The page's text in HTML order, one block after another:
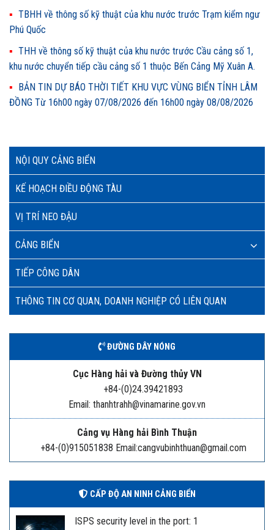
NỘI QUY CẢNG BIỂN
KẾ HOẠCH ĐIỀU ĐỘNG TÀU
VỊ TRÍ NEO ĐẬU
CẢNG BIỂN
TIẾP CÔNG DÂN
THÔNG TIN CƠ QUAN, DOANH NGHIỆP CÓ LIÊN QUAN
ĐƯỜNG DÂY NÓNG
Cục Hàng hải và Đường thủy VN
+84-(0)24.39421893
Email: thanhtrahh@vinamarine.gov.vn
Cảng vụ Hàng hải Bình Thuận
+84-(0)915051838 Email:cangvubinhthuan@gmail.com
CẤP ĐỘ AN NINH CẢNG BIỂN
ISPS security level in the port: 1
TBHH về thông số kỹ thuật của khu nước trước Trạm kiểm ngư
Phú Quốc
THH về thông số kỹ thuật của khu nước trước Cầu cảng số 1,
khu nước chuyển tiếp cầu cảng số 1 thuộc Bến Cảng Mỹ Xuân A.
BẢN TIN DỰ BÁO THỜI TIẾT KHU VỰC VÙNG BIỂN TỈNH LÂM
ĐỒNG Từ 16h00 ngày 07/08/2026 đến 16h00 ngày 08/08/2026